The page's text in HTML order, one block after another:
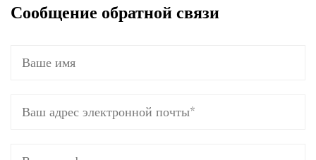
Сообщение обратной связи